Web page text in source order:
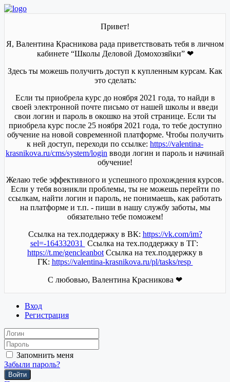
Привет!
Я, Валентина Красникова рада приветствовать тебя в личном
кабинете “Школы Деловой Домохозяйки” ❤
Здесь ты можешь получить доступ к купленным курсам. Как
это сделать:
Если ты приобрела курс до ноября 2021 года, то найди в
своей электронной почте письмо от нашей школы и введи
свои логин и пароль в окошко на этой странице. Если ты
приобрела курс после 25 ноября 2021 года, то тебе доступно
обучение на новой современной платформе. Чтобы получить
к ней доступ, переходи по ссылке: https://valentina-
krasnikova.ru/cms/system/login вводи логин и пароль и начинай
обучение!
Желаю тебе эффективного и успешного прохождения курсов.
Если у тебя возникли проблемы, ты не можешь перейти по
ссылкам, найти логин и пароль, не понимаешь, как работать
на платформе и т.п. - пиши в нашу службу заботы, мы
обязательно тебе поможем!
Ссылка на тех.поддержку в ВК: https://vk.com/im?
sel=-164332031
Ссылка на тех.поддержку в ТГ:
https://t.me/gencleanbot Ссылка на тех.поддержку в
ГК: https://valentina-krasnikova.ru/pl/tasks/resp
С любовью, Валентина Красникова ❤
Вход
Регистрация
Запомнить меня
Забыли пароль?
Войти